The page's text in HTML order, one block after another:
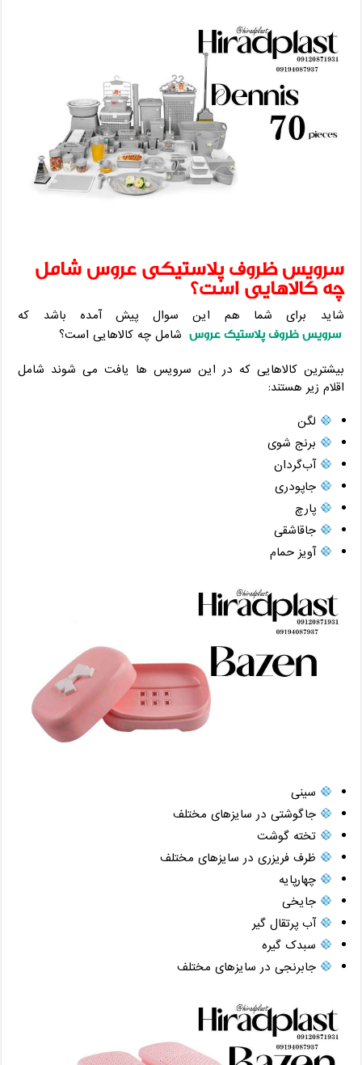
سرویس ظروف پلاستیکی عروس شامل
چه کالاهایی است؟
شاید برای شما هم این سوال پیش آمده باشد که
سرویس ظروف پلاستیک عروس شامل چه کالاهایی است؟
بیشترین کالاهایی که در این سرویس ها یافت می شوند شامل
اقلام زیر هستند:
لگن
برنج شوی
آب‌گردان
جاپودری
پارچ
جاقاشقی
آویز حمام
سینی
جاگوشتی در سایزهای مختلف
تخته گوشت
ظرف فریزری در سایزهای مختلف
چهارپایه
جایخی
آب پرتقال گیر
سبدک گیره
جابرنجی در سایزهای مختلف